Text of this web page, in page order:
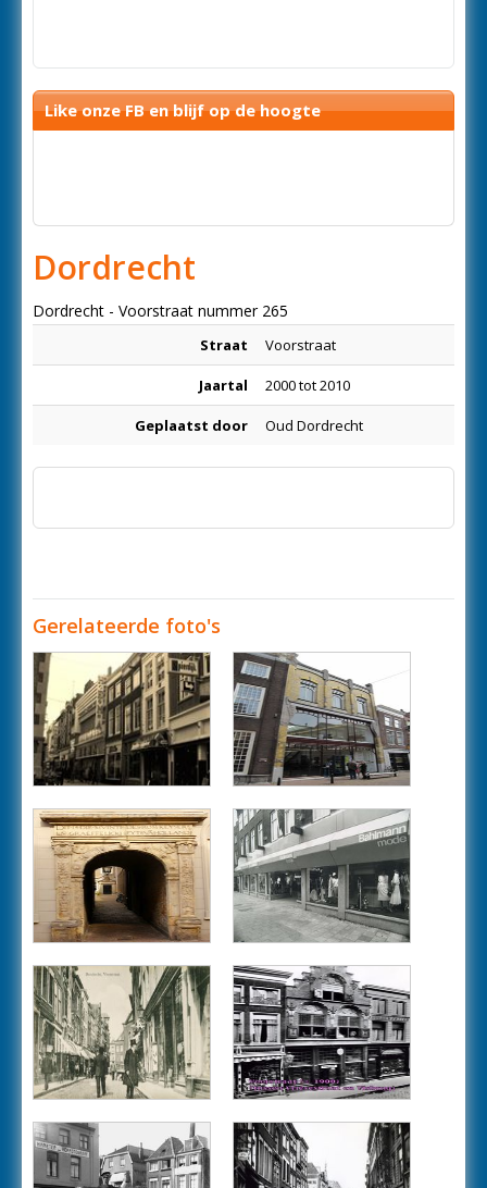
Like onze FB en blijf op de hoogte
Dordrecht
Dordrecht - Voorstraat nummer 265
Straat Voorstraat
Jaartal 2000 tot 2010
Geplaatst door Oud Dordrecht
Gerelateerde foto's